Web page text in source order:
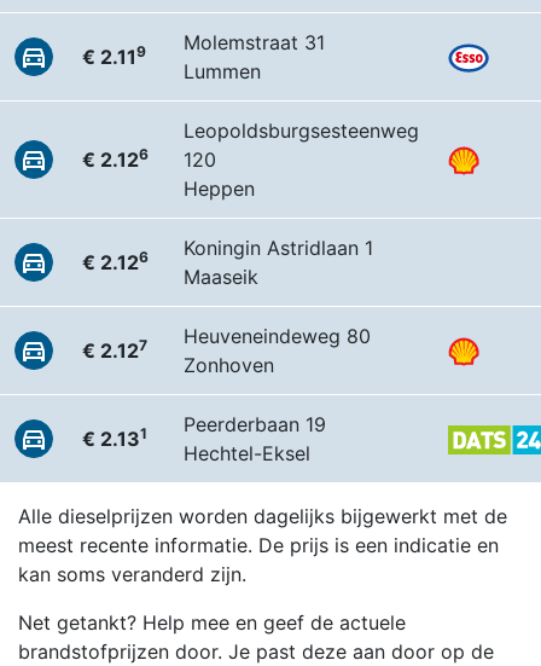
€ 2.119
Molemstraat 31
Lummen
€ 2.126
Leopoldsburgsesteenweg
120
Heppen
€ 2.126
Koningin Astridlaan 1
Maaseik
€ 2.127
Heuveneindeweg 80
Zonhoven
€ 2.131
Peerderbaan 19
Hechtel-Eksel
Alle dieselprijzen worden dagelijks bijgewerkt met de
meest recente informatie. De prijs is een indicatie en
kan soms veranderd zijn.
Net getankt? Help mee en geef de actuele
brandstofprijzen door. Je past deze aan door op de